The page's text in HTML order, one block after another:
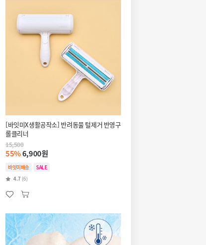
[바잇미X생활공작소] 반려동물 털제거 반영구
롤클리너
15,500
55%6,900원
바잇미배송
SALE
4.7 (6)